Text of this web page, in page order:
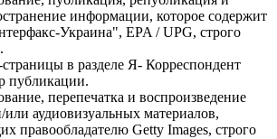
информации, которое содержит
Украина", EPA / UPG, строго
в разделе Я- Корреспондент
публикации.
перепечатка и воспроизведение
аудиовизуальных материалов,
правообладателю Getty Images, строго